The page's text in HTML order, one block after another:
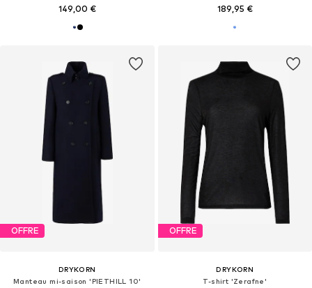
149,00 € 189,95 €
OFFRE
DRYKORN
Manteau mi-saison 'PIETHILL 10'
OFFRE
DRYKORN
T-shirt 'Zerafne'